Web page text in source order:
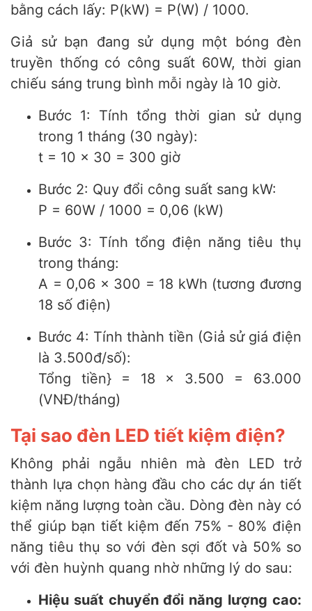
bằng cách lấy: P(kW) = P(W) / 1000.
Giả sử bạn đang sử dụng một bóng đèn
truyền thống có công suất 60W, thời gian
chiếu sáng trung bình mỗi ngày là 10 giờ.
Bước 1: Tính tổng thời gian sử dụng
trong 1 tháng (30 ngày):
t = 10 x 30 = 300 giờ
Bước 2: Quy đổi công suất sang kW:
P = 60W / 1000 = 0,06 (kW)
Bước 3: Tính tổng điện năng tiêu thụ
trong tháng:
A = 0,06 x 300 = 18 kWh (tương đương
18 số điện)
Bước 4: Tính thành tiền (Giả sử giá điện
là 3.500đ/số):
Tổng tiền} = 18 x 3.500 = 63.000
(VNĐ/tháng)
Tại sao đèn LED tiết kiệm điện?
Không phải ngẫu nhiên mà đèn LED trở
thành lựa chọn hàng đầu cho các dự án tiết
kiệm năng lượng toàn cầu. Dòng đèn này có
thể giúp bạn tiết kiệm đến 75% - 80% điện
năng tiêu thụ so với đèn sợi đốt và 50% so
với đèn huỳnh quang nhờ những lý do sau:
Hiệu suất chuyển đổi năng lượng cao: